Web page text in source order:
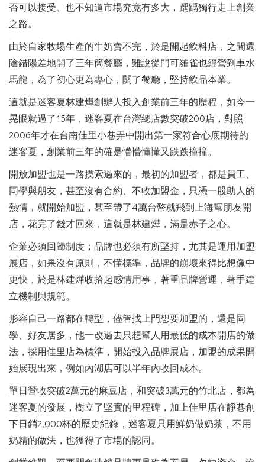
否可以接受、也不知道市場究竟有多大，踽踽獨行走上創業
之路。
由於自家牧場生產的牛奶賣不完，於是開起飲料店，之間還
陰錯陽差地開了三年簡餐廳，雖說從門可羅雀也經營到車水
馬龍，為了初心更為專心，關了餐廳，堅持飲品本業。
這就是迷客夏林建燁創辦人投入創業前三年的歷程，如今一
晃眼就過了15年，迷客夏在台灣總店數突破200店，對照
2006年才在台南佳里小巷弄中開出第一家符合心底期待的
迷客夏，創業前三年的確是懵懵懂懂又跌跌撞撞。
開放加盟也是一路摸索過來的，最初的加盟者，都是員工、
同學與朋友，甚至沒有合約、不收加盟金，只憑一股助人的
熱情，就開始加盟，甚至帶了4萬台幣就飛到上海幫朋友開
店，花完了錢才回來，這就是林建燁，滿是赤子之心。
企業必須回歸制度；品牌也必須有所堅持，尤其是運用加盟
展店，如果沒有原則，不懂標準，品牌的崩壞來得比想像中
更快，於是林建燁收拾起感情用事，著重品牌營運，著手建
立機制與規範。
形容自己一路都在轉型，儘管找上門想要加盟的，還是同
學、好友居多，他一改過去只想幫人用最低的成本開店的做
法，採用佳里店為標準，開始投入品牌展店，加盟的成果開
始展現出來，例如內湖店可以半年內收回成本。
單日營收突破2萬元的麻豆店，和突破3萬元的竹北店，都為
迷客夏的發展，樹立了堅實的里程碑，加上佳里店在靜巷創
下日銷2,000杯的歷史紀錄，迷客夏只用鮮奶做奶茶，不用
奶精的做法，也獲得了市場的認同。